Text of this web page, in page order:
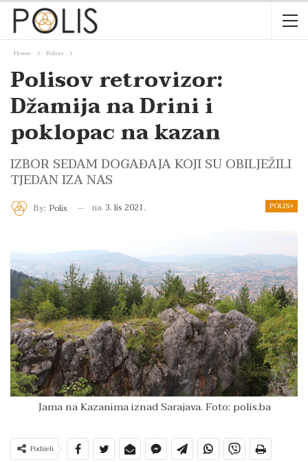
Home Polis+
Polisov retrovizor:
Džamija na Drini i
poklopac na kazan
IZBOR SEDAM DOGAĐAJA KOJI SU OBILJEŽILI
TJEDAN IZA NAS
POLIS+
By: Polis na 3. lis 2021.
Jama na Kazanima iznad Sarajava. Foto: polis.ba
Podijeli